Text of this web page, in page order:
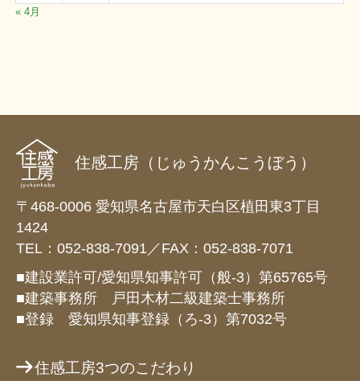
« 4月
住感工房（じゅうかんこうぼう）
〒468-0006 愛知県名古屋市天白区植田東3丁目
1424
TEL：052-838-7091／FAX：052-838-7071
■建設業許可/愛知県知事許可（般-3）第65765号
■建築事務所 戸田木材二級建築士事務所
■登録 愛知県知事登録（ろ-3）第7032号
住感工房3つのこだわり